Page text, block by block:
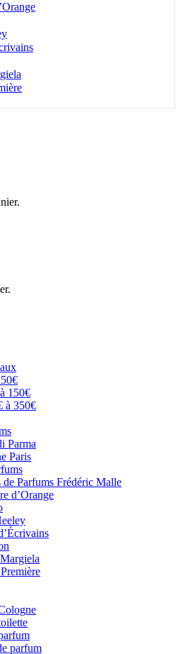
150€
à 350€
Parma
Paris
de Parfums Frédéric Malle
d’Orange
parfum